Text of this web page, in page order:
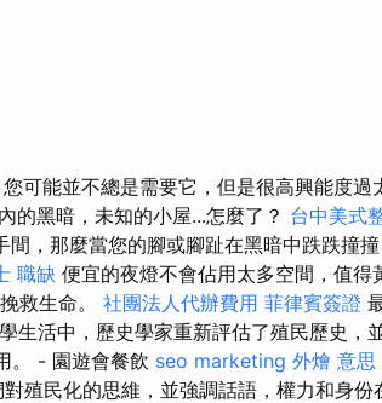
您可能並不總是需要它，但是很高興能度過
的黑暗，未知的小屋...怎麼了？ 台中美式
，那麼當您的腳或腳趾在黑暗中跌跌撞撞
職缺 便宜的夜燈不會佔用太多空間，值得
救生命。 社團法人代辦費用 菲律賓簽證
生活中，歷史學家重新評估了殖民歷史，
。 - 園遊會餐飲 seo marketing 外燴 意思
殖民化的思維，並強調話語，權力和身份